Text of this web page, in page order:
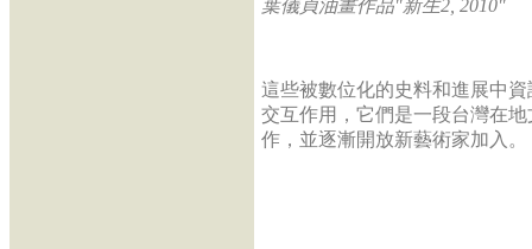
葉儀貞油畫作品"新生2, 2010"
這些被數位化的史料和進展中
交互作用，它們是一段台灣在
作，並逐漸開放新藝術家加入。